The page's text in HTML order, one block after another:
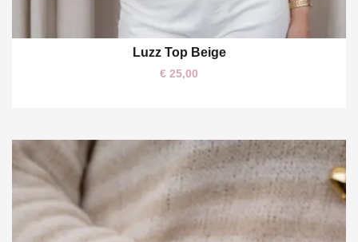
Luzz Top Beige
€ 25,00